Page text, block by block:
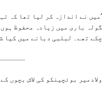
’میں نے اندازہ کر لیا تھا کہ
گولہ باری میں زیادہ محفوظ
چکے تھے۔ لبلبی دبانے میں کیا
ولادمیر بوئچینکو کی لاش بچوں